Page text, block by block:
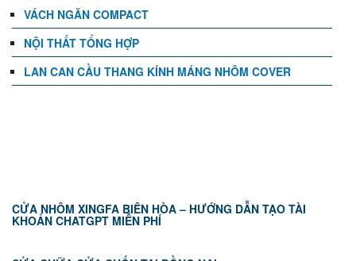
VÁCH NGĂN COMPACT
NỘI THẤT TỔNG HỢP
LAN CAN CẦU THANG KÍNH MÁNG NHÔM COVER
CỬA NHÔM XINGFA BIÊN HÒA – HƯỚNG DẪN TẠO TÀI
KHOẢN CHATGPT MIỄN PHÍ